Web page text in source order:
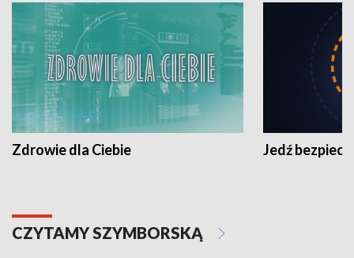
Zdrowie dla Ciebie Jedź
CZYTAMY SZYMBORSKĄ